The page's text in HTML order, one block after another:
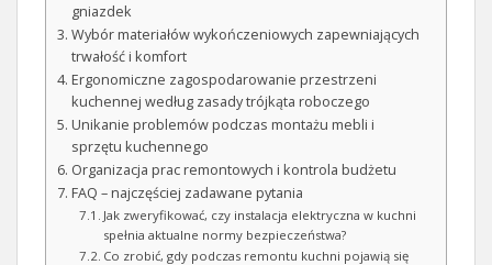
gniazdek
Wybór materiałów wykończeniowych zapewniających
trwałość i komfort
Ergonomiczne zagospodarowanie przestrzeni
kuchennej według zasady trójkąta roboczego
Unikanie problemów podczas montażu mebli i
sprzętu kuchennego
Organizacja prac remontowych i kontrola budżetu
FAQ – najczęściej zadawane pytania
Jak zweryfikować, czy instalacja elektryczna w kuchni
spełnia aktualne normy bezpieczeństwa?
Co zrobić, gdy podczas remontu kuchni pojawią się